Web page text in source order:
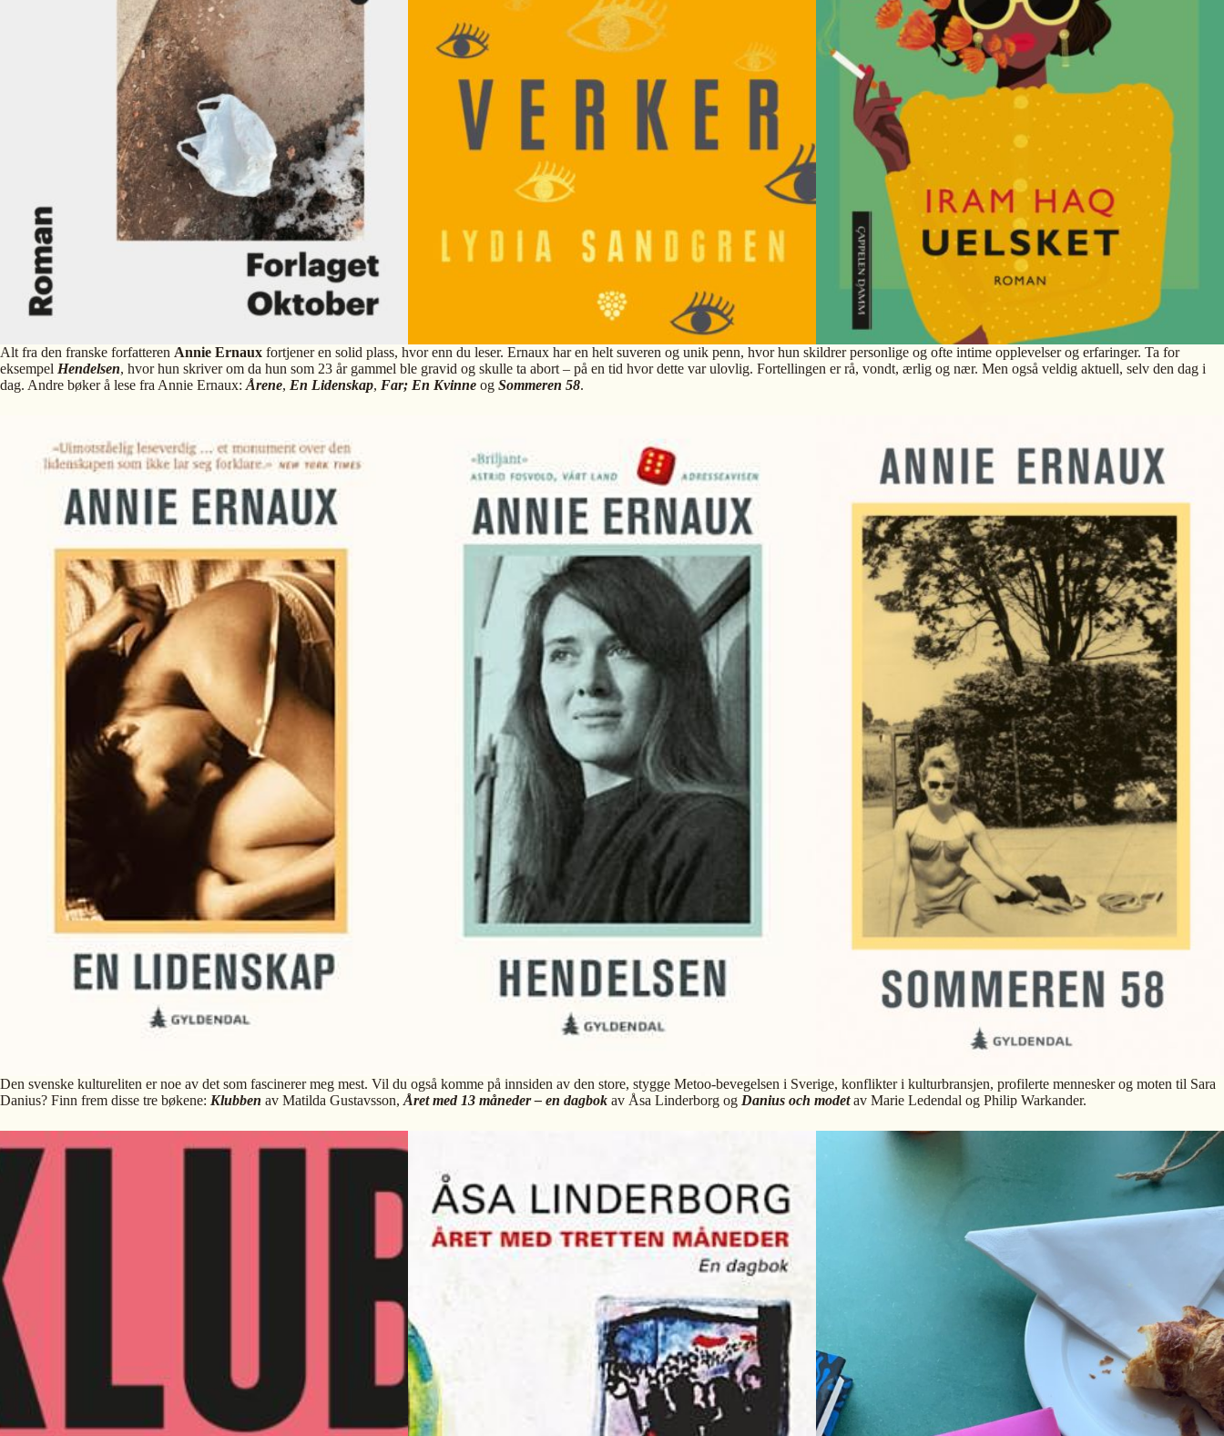
Alt fra den franske forfatteren Annie Ernaux fortjener en solid plass, hvor enn du leser. Ernaux har en helt suveren og unik penn, hvor hun skildrer personlige og ofte intime opplevelser og erfaringer. Ta for
eksempel Hendelsen, hvor hun skriver om da hun som 23 år gammel ble gravid og skulle ta abort – på en tid hvor dette var ulovlig. Fortellingen er rå, vondt, ærlig og nær. Men også veldig aktuell, selv den dag i
dag. Andre bøker å lese fra Annie Ernaux: Årene, En Lidenskap, Far; En Kvinne og Sommeren 58.
Den svenske kultureliten er noe av det som fascinerer meg mest. Vil du også komme på innsiden av den store, stygge Metoo-bevegelsen i Sverige, konflikter i kulturbransjen, profilerte mennesker og moten til Sara
Danius? Finn frem disse tre bøkene: Klubben av Matilda Gustavsson, Året med 13 måneder – en dagbok av Åsa Linderborg og Danius och modetav Marie Ledendal og Philip Warkander.